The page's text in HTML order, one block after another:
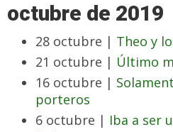
octubre de 2019
28 octubre | Theo y
21 octubre | Último
16 octubre |
porteros
6 octubre | Iba a ser